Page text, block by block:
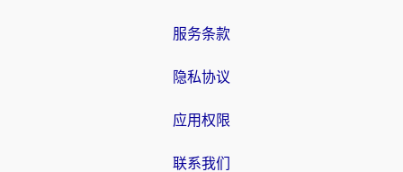
服务条款
隐私协议
应用权限
联系我们